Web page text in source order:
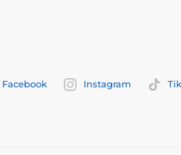
Facebook Instagram